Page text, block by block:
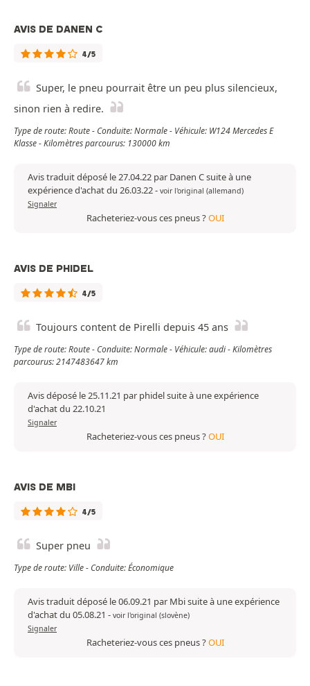
AVIS DE DANEN C
4/5
Super, le pneu pourrait être un peu plus silencieux,
sinon rien à redire.
Type de route: Route - Conduite: Normale - Véhicule: W124 Mercedes E
Klasse - Kilomètres parcourus: 130000 km
Avis traduit déposé le 27.04.22 par Danen C suite à une
expérience d'achat du 26.03.22- voir l'original (allemand)
Signaler
Racheteriez-vous ces pneus ?OUI
AVIS DE PHIDEL
4/5
Toujours content de Pirelli depuis 45 ans
Type de route: Route - Conduite: Normale - Véhicule: audi - Kilomètres
parcourus: 2147483647 km
Avis déposé le 25.11.21 par phidel suite à une expérience
d'achat du 22.10.21
Signaler
Racheteriez-vous ces pneus ?OUI
AVIS DE MBI
4/5
Super pneu
Type de route: Ville - Conduite: Économique
Avis traduit déposé le 06.09.21 par Mbi suite à une expérience
d'achat du 05.08.21 - voir l'original (slovène)
Signaler
Racheteriez-vous ces pneus ?OUI